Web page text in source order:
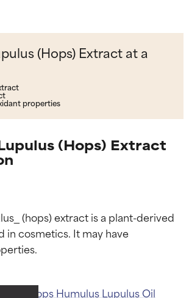
(Hops) Extract at a
properties
(Hops) Extract
(hops) extract is a plant-derived
in cosmetics. It may have
HopsHumulus Lupulus Oil
degli
degli